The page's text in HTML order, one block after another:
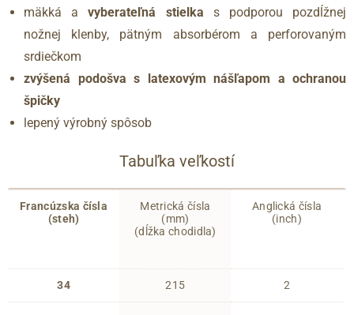
mäkká avyberateľná stielka s podporou pozdĺžnej
nožnej klenby, pätným absorbérom a perforovaným
srdiečkom
zvýšená podošva s latexovým nášľapom a ochranou
špičky
lepený výrobný spôsob
Tabuľka veľkostí
Francúzska čísla
(steh)
34
Metrická čísla
(mm)
(dĺžka chodidla)
215
Anglická čísla
(inch)
2